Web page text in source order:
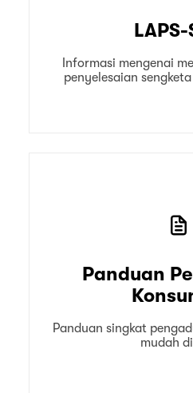
Informasi mengenai
penyelesaian
Panduan
Panduan singkat
mudah